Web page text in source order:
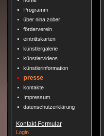
Programm
über nina zober
förderverein
eintrittskarten
künstlergalerie
künstlervideos
künstlerinformation
presse
kontakte
Impressum
datenschutz­erklärung
Kontakt-Formular
Login